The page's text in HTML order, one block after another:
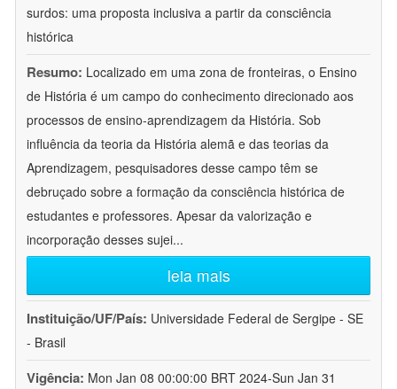
surdos: uma proposta inclusiva a partir da consciência
histórica
Resumo: Localizado em uma zona de fronteiras, o Ensino
de História é um campo do conhecimento direcionado aos
processos de ensino-aprendizagem da História. Sob
influência da teoria da História alemã e das teorias da
Aprendizagem, pesquisadores desse campo têm se
debruçado sobre a formação da consciência histórica de
estudantes e professores. Apesar da valorização e
incorporação desses sujei...
leia mais
Instituição/UF/País: Universidade Federal de Sergipe - SE
- Brasil
Vigência: Mon Jan 08 00:00:00 BRT 2024-Sun Jan 31